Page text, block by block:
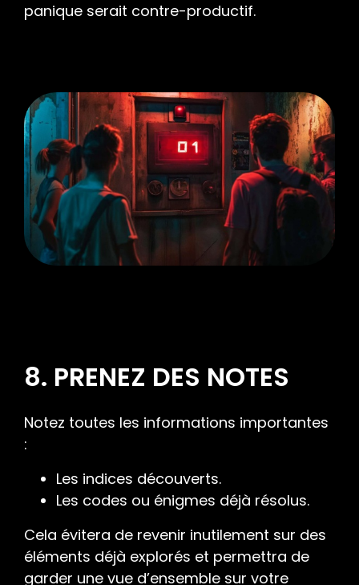
panique serait contre-productif.
8. PRENEZ DES NOTES
Notez toutes les informations importantes
:
Les indices découverts.
Les codes ou énigmes déjà résolus.
Cela évitera de revenir inutilement sur des
éléments déjà explorés et permettra de
garder une vue d’ensemble sur votre